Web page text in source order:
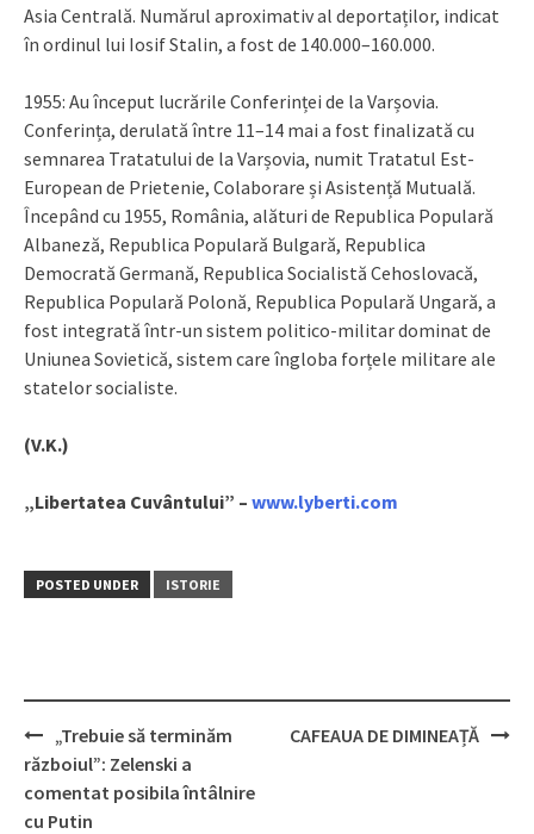
Asia Centrală. Numărul aproximativ al deportaților, indicat
în ordinul lui Iosif Stalin, a fost de 140.000–160.000.
1955: Au început lucrările Conferinței de la Varșovia.
Conferința, derulată între 11–14 mai a fost finalizată cu
semnarea Tratatului de la Varșovia, numit Tratatul Est-
European de Prietenie, Colaborare și Asistență Mutuală.
Începând cu 1955, România, alături de Republica Populară
Albaneză, Republica Populară Bulgară, Republica
Democrată Germană, Republica Socialistă Cehoslovacă,
Republica Populară Polonă‚ Republica Populară Ungară, a
fost integrată într-un sistem politico-militar dominat de
Uniunea Sovietică, sistem care îngloba forțele militare ale
statelor socialiste.
(V.K.)
„Libertatea Cuvântului” – www.lyberti.com
POSTED UNDER ISTORIE
Post
navigation
„Trebuie să terminăm
războiul”: Zelenski a
comentat posibila întâlnire
cu Putin
CAFEAUA DE DIMINEAȚĂ